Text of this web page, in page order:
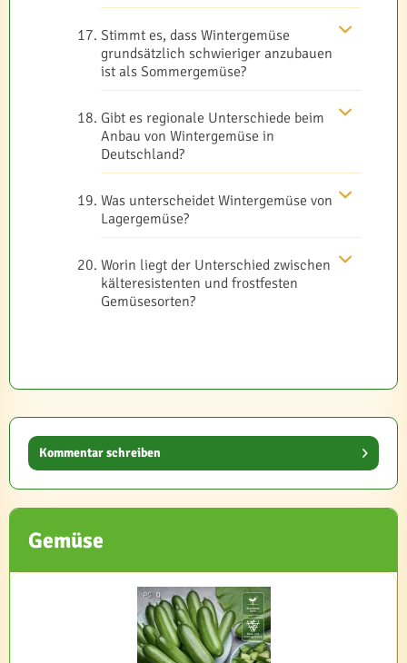
Stimmt es, dass Wintergemüse
grundsätzlich schwieriger anzubauen
ist als Sommergemüse?
Gibt es regionale Unterschiede beim
Anbau von Wintergemüse in
Deutschland?
Was unterscheidet Wintergemüse von
Lagergemüse?
Worin liegt der Unterschied zwischen
kälteresistenten und frostfesten
Gemüsesorten?
Kommentar schreiben
Gemüse